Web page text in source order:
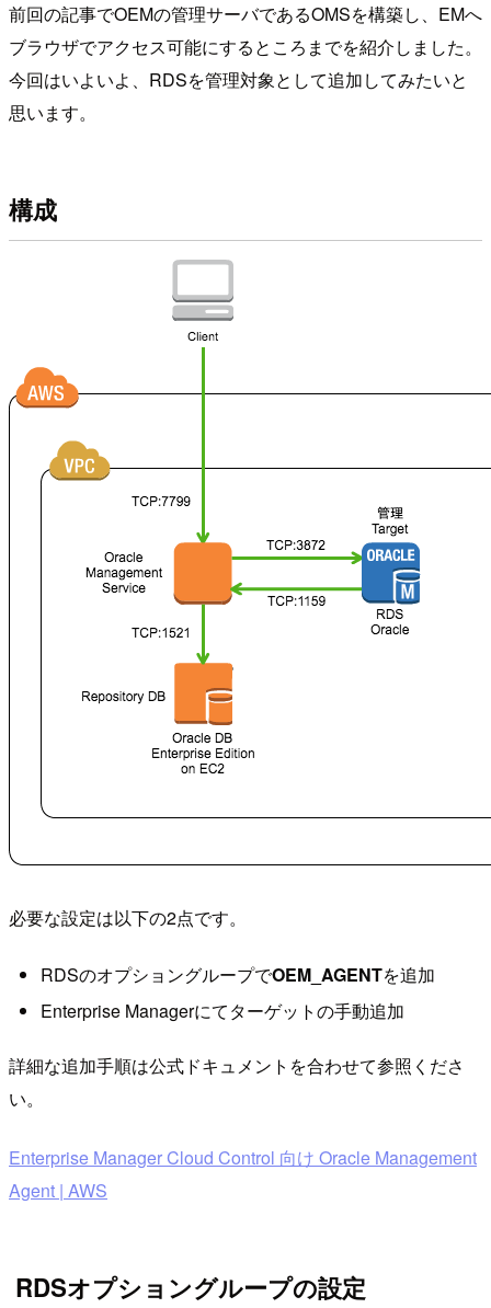
前回の記事でOEMの管理サーバであるOMSを構築し、EMへ
ブラウザでアクセス可能にするところまでを紹介しました。
今回はいよいよ、RDSを管理対象として追加してみたいと
思います。
構成
必要な設定は以下の2点です。
RDSのオプショングループでOEM_AGENTを追加
Enterprise Managerにてターゲットの手動追加
詳細な追加手順は公式ドキュメントを合わせて参照くださ
い。
Enterprise Manager Cloud Control 向け Oracle Management
Agent | AWS
RDSオプショングループの設定